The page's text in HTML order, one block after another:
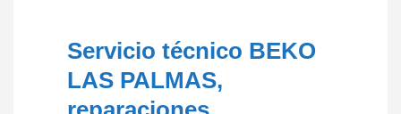
Servicio técnico BEKO
LAS PALMAS,